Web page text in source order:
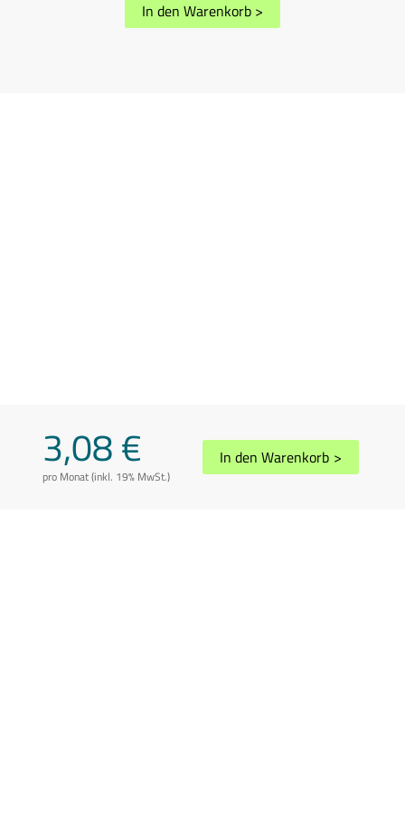
3,08 €
pro Monat (inkl. 19% MwSt.)
In den Warenkorb >
In den Warenkorb >